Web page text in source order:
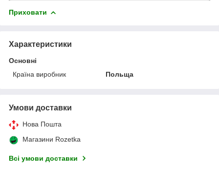
Приховати
Характеристики
Основні
Країна виробник
Польща
Умови доставки
Нова Пошта
Магазини Rozetka
Всі умови доставки